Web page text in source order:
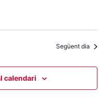
Següent dia
calendari